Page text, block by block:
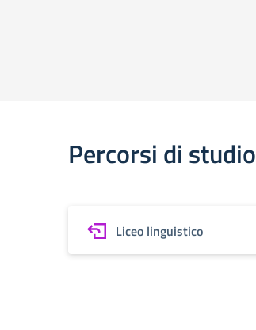
Percorsi di studio
Liceo linguistico